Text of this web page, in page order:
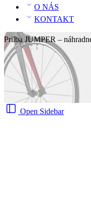
O NÁS
KONTAKT
Prilba JUMPER –
Open Sidebar